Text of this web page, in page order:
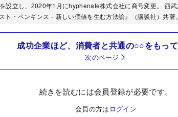
設立し、2020年1月にhyphenate株式会社に商号変更。 西
ト・ペンギンス－新しい価値を生む方法論』（講談社）共著。
成功企業ほど、消費者と共通の○○をもっ
次のページ
続きを読むには会員登録が必要です。
会員の方は ログイン